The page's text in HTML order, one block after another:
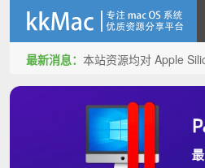
kkMac
最新消息： 本站资源均对 Apple